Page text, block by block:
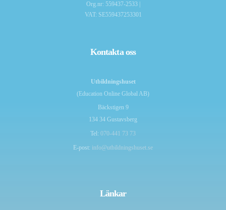
Org.nr: 559437-2533 |
VAT: SE559437253301
Kontakta oss
Utbildningshuset
(Education Online Global AB)
Bäckstigen 9
134 34 Gustavsberg
Tel: 070-441 73 73
E-post: info@utbildningshuset.se
Länkar